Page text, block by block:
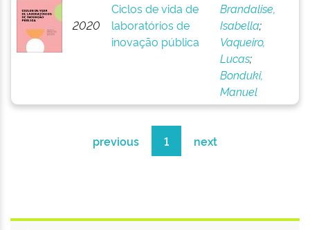
2020
Ciclos de vida de
laboratórios de
inovação pública
Brandalise,
Isabella;
Vaqueiro,
Lucas;
Bonduki,
Manuel
previous 1 next